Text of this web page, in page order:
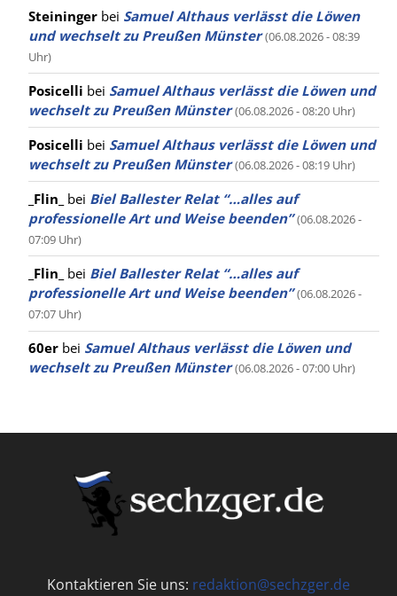
Steininger bei Samuel Althaus verlässt die Löwen
und wechselt zu Preußen Münster (06.08.2026 - 08:39
Uhr)
Posicelli bei Samuel Althaus verlässt die Löwen und
wechselt zu Preußen Münster (06.08.2026 - 08:20 Uhr)
Posicelli bei Samuel Althaus verlässt die Löwen und
wechselt zu Preußen Münster (06.08.2026 - 08:19 Uhr)
_Flin_ bei Biel Ballester Relat “…alles auf
professionelle Art und Weise beenden” (06.08.2026 -
07:09 Uhr)
_Flin_ bei Biel Ballester Relat “…alles auf
professionelle Art und Weise beenden” (06.08.2026 -
07:07 Uhr)
60er bei Samuel Althaus verlässt die Löwen und
wechselt zu Preußen Münster (06.08.2026 - 07:00 Uhr)
Kontaktieren Sie uns: redaktion@sechzger.de